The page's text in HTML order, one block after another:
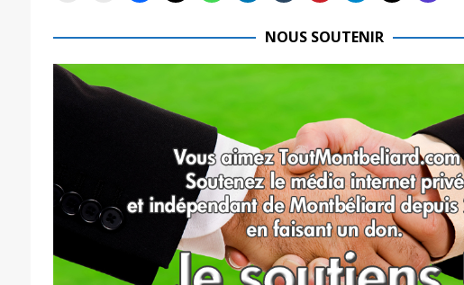
NOUS SOUTENIR